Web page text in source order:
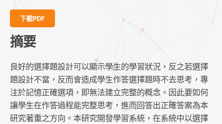
下載PDF
摘要
良好的選擇題設計可以顯示學生的學習狀況，反之若選擇
題設計不當，反而會造成學生作答選擇題時不去思考，專
注於記憶正確選項，即無法建立完整的概念。因此要如何
讓學生在作答過程能完整思考，進而回答出正確答案為本
研究著重之方向。本研究開發學習系統，在系統中以選擇